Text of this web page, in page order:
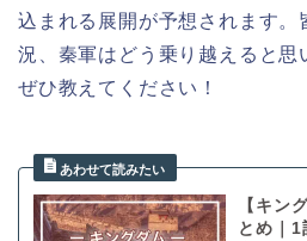
込まれる展開が予想されます。
況、秦軍はどう乗り越えると思
ぜひ教えてください！
【キン
とめ｜